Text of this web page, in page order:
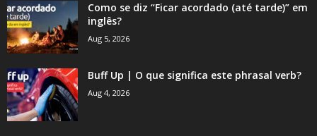
Como se diz “Ficar acordado (até tarde)” em
inglês?
Aug 5, 2026
Buff Up | O que significa este phrasal verb?
Aug 4, 2026